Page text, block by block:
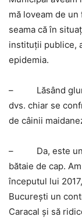
mă loveam de
seama că în
instituţii publice,
epidemia.
– Lăsând
dvs. chiar se
de câinii
– Da, este
bătaie de cap.
începutul lui
Bucureşti un
Caracal şi să